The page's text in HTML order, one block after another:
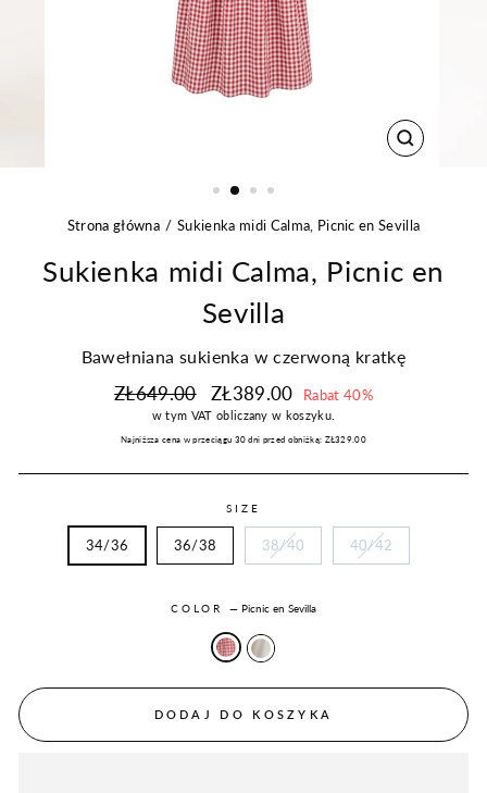
ZAMKNIJ
Strona główna Sukienka midi Calma, Picnic en Sevilla
Sukienka midi Calma, Picnic en
Sevilla
Bawełniana sukienka w czerwoną kratkę
Regularna
ZŁ649.00
Cena
promocyjna
ZŁ389.00 Rabat 40%
w tym VAT obliczany w koszyku.
Najniższa cena w przeciągu 30 dni przed obniżką: ZŁ329.00
SIZE
34/36 36/38 38/40 40/42
COLOR— Picnic en Sevilla
DODAJ DO KOSZYKA